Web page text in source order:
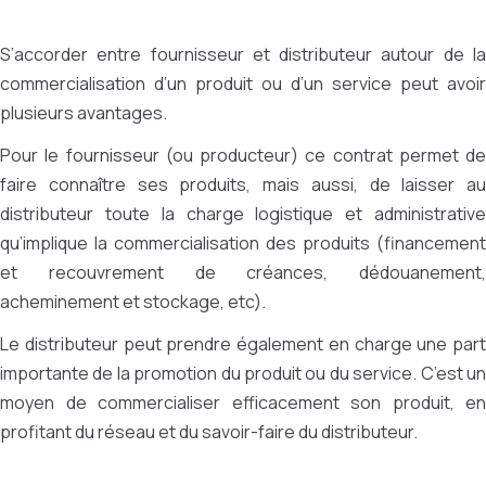
S’accorder entre fournisseur et distributeur autour de la
commercialisation d’un produit ou d’un service peut avoir
plusieurs avantages.
Pour le fournisseur (ou producteur) ce contrat permet de
faire connaître ses produits, mais aussi, de laisser au
distributeur toute la charge logistique et administrative
qu’implique la commercialisation des produits (financement
et recouvrement de créances, dédouanement,
acheminement et stockage, etc).
Le distributeur peut prendre également en charge une part
importante de la promotion du produit ou du service. C’est un
moyen de commercialiser efficacement son produit, en
profitant du réseau et du savoir-faire du distributeur.